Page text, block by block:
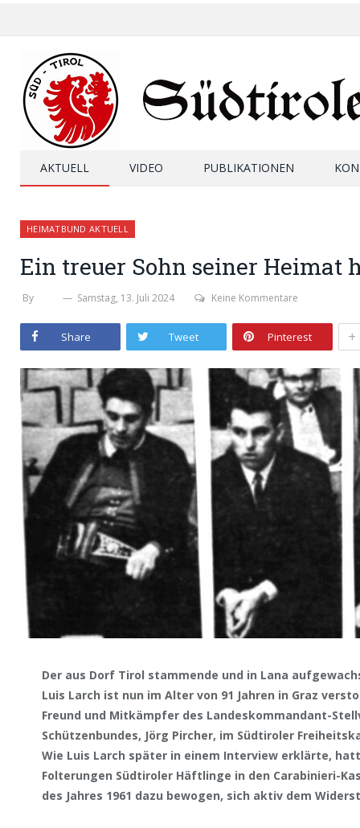
AKTUELL VIDEO PUBLIKATIONEN
HEIMATBUND AKTUELL
Ein treuer Sohn seiner Heimat
By Samstag, 13. Juli 2024 Keine Kommentare
Share Tweet Pinterest +
Der aus Dorf Tirol stammende und in Lana
Luis Larch ist nun im Alter von 91 Jahren in Graz
Freund und Mitkämpfer des Landeskommandant-
Schützenbundes, Jörg Pircher, im Südtiroler
Wie Luis Larch später in einem Interview erklärte,
Folterungen Südtiroler Häftlinge in den Carabinieri-
des Jahres 1961 dazu bewogen, sich aktiv dem